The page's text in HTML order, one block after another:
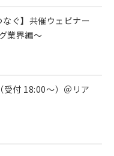
なぐ】共催ウェビナー
業界編〜
付 18:00〜）＠リア